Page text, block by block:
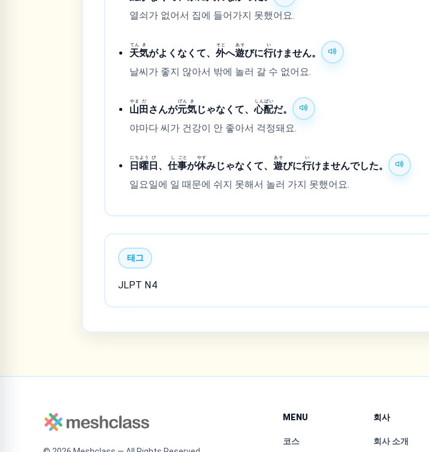
열쇠가 없어서 집에 들어가지 못했어요.
天
てん
気
き
がよくなくて、外
そと
へ遊
あそ
びに行
い
けません。
날씨가 좋지 않아서 밖에 놀러 갈 수 없어요.
山
やま
田
だ
さんが元
げん
気
き
じゃなくて、心
しん
配
ぱい
だ。
야마다 씨가 건강이 안 좋아서 걱정돼요.
日
にち
曜
よう
日
び
、仕
し
事
ごと
が休
やす
みじゃなくて、遊
あそ
びに行
い
けませんでした。
일요일에 일 때문에 쉬지 못해서 놀러 가지 못했어요.
태그
JLPT N4
MENU
코스
회사
회사 소개